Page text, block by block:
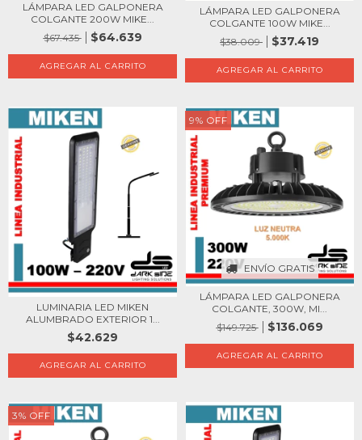
LÁMPARA LED GALPONERA
COLGANTE 200W MIKE...
$67.435
$64.639
LÁMPARA LED GALPONERA
COLGANTE 100W MIKE...
$38.009
$37.419
LUMINARIA LED MIKEN
ALUMBRADO EXTERIOR 1...
$42.629
9% OFF
ENVÍO GRATIS
LÁMPARA LED GALPONERA
COLGANTE, 300W, MI...
$149.725
$136.069
3% OFF